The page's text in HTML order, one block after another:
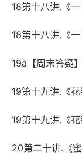
18第十八讲.《
18第十八讲.《
19a【周末答疑
19第十九讲.《
19第十九讲.《
20第二十讲.《